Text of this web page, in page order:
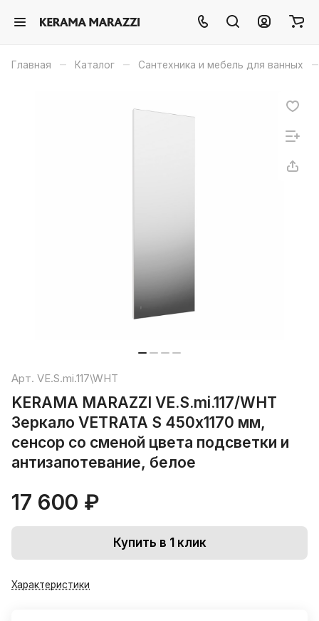
Главная – Каталог – Сантехника и мебель для ванных –
Арт. VE.S.mi.117\WHT
KERAMA MARAZZI VE.S.mi.117/WHT
Зеркало VETRATA S 450х1170 мм,
сенсор со сменой цвета подсветки и
антизапотевание, белое
17 600 ₽
Купить в 1 клик
Характеристики